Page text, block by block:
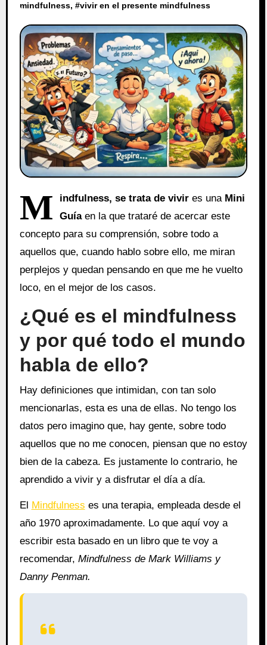
mindfulness, #vivir en el presente mindfulness
M indfulness, se trata de vivires una Mini
Guíaen la que trataré de acercar este
concepto para su comprensión, sobre todo a
aquellos que, cuando hablo sobre ello, me miran
perplejos y quedan pensando en que me he vuelto
loco, en el mejor de los casos.
¿Qué es el mindfulness
y por qué todo el mundo
habla de ello?
Hay definiciones que intimidan, con tan solo
mencionarlas, esta es una de ellas. No tengo los
datos pero imagino que, hay gente, sobre todo
aquellos que no me conocen, piensan que no estoy
bien de la cabeza. Es justamente lo contrario, he
aprendido a vivir y a disfrutar el día a día.
El Mindfulness es una terapia, empleada desde el
año 1970 aproximadamente. Lo que aquí voy a
escribir esta basado en un libro que te voy a
recomendar, Mindfulness de Mark Williams y
Danny Penman.